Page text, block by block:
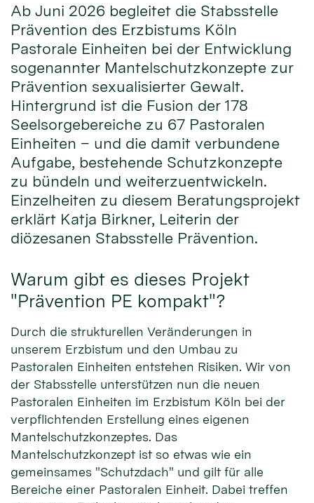
Ab Juni 2026 begleitet die Stabsstelle
Prävention des Erzbistums Köln
Pastorale Einheiten bei der Entwicklung
sogenannter Mantelschutzkonzepte zur
Prävention sexualisierter Gewalt.
Hintergrund ist die Fusion der 178
Seelsorgebereiche zu 67 Pastoralen
Einheiten – und die damit verbundene
Aufgabe, bestehende Schutzkonzepte
zu bündeln und weiterzuentwickeln.
Einzelheiten zu diesem Beratungsprojekt
erklärt Katja Birkner, Leiterin der
diözesanen Stabsstelle Prävention.
Warum gibt es dieses Projekt
"Prävention PE kompakt"?
Durch die strukturellen Veränderungen in
unserem Erzbistum und den Umbau zu
Pastoralen Einheiten entstehen Risiken. Wir von
der Stabsstelle unterstützen nun die neuen
Pastoralen Einheiten im Erzbistum Köln bei der
verpflichtenden Erstellung eines eigenen
Mantelschutzkonzeptes. Das
Mantelschutzkonzept ist so etwas wie ein
gemeinsames "Schutzdach" und gilt für alle
Bereiche einer Pastoralen Einheit. Dabei treffen